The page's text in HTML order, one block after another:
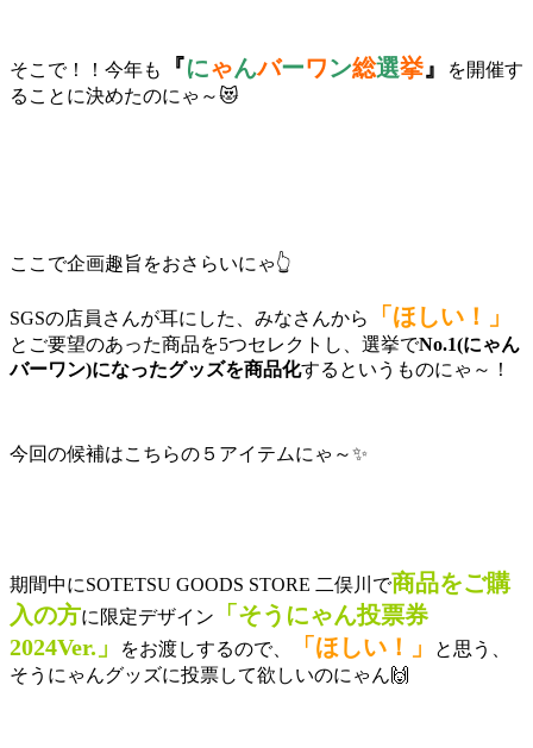
そこで！！今年も 『にゃんバーワン総選挙』
を開催す
ることに決めたのにゃ～😻
ここで企画趣旨をおさらいにゃ👆
SGSの店員さんが耳にした、みなさんから 「ほしい！」
とご要望のあった商品を5つセレクトし、選挙でNo.1(にゃん
バーワン)になったグッズを商品化するというものにゃ～！
今回の候補はこちらの５アイテムにゃ～✨
期間中にSOTETSU GOODS STORE 二俣川で商品をご購
入の方に限定デザイン
「そうにゃん投票券
2024Ver.」
をお渡しするので、 「ほしい！」
と思う、
そうにゃんグッズに投票して欲しいのにゃん🙌